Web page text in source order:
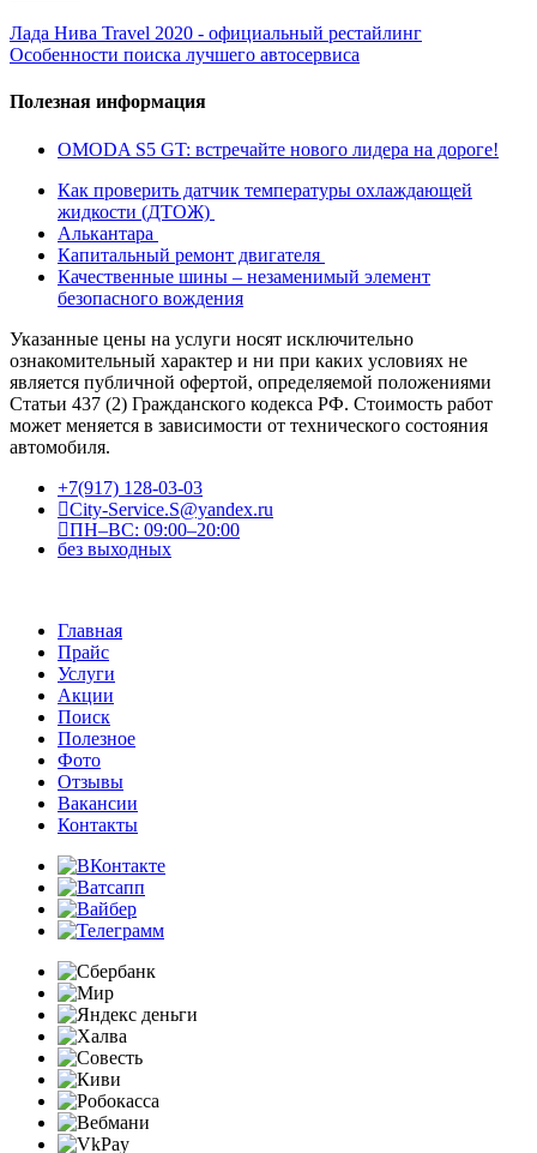
Лада Нива Travel 2020 - официальный рестайлинг
Особенности поиска лучшего автосервиса
Полезная информация
OMODA S5 GT: встречайте нового лидера на дороге!
Как проверить датчик температуры охлаждающей
жидкости (ДТОЖ)
Алькантара
Капитальный ремонт двигателя
Качественные шины – незаменимый элемент
безопасного вождения
Указанные цены на услуги носят исключительно
ознакомительный характер и ни при каких условиях не
является публичной офертой, определяемой положениями
Статьи 437 (2) Гражданского кодекса РФ. Стоимость работ
может меняется в зависимости от технического состояния
автомобиля.
+7(917) 128-03-03
City-Service.S@yandex.ru
ПН–ВС: 09:00–20:00
без выходных
Главная
Прайс
Услуги
Акции
Поиск
Полезное
Фото
Отзывы
Вакансии
Контакты